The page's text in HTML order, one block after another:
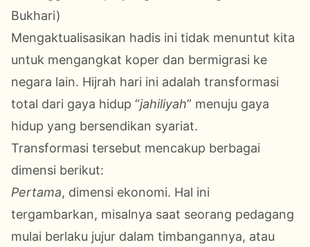
Bukhari)
Mengaktualisasikan hadis ini tidak menuntut kita
untuk mengangkat koper dan bermigrasi ke
negara lain. Hijrah hari ini adalah transformasi
total dari gaya hidup “jahiliyah” menuju gaya
hidup yang bersendikan syariat.
Transformasi tersebut mencakup berbagai
dimensi berikut:
Pertama, dimensi ekonomi. Hal ini
tergambarkan, misalnya saat seorang pedagang
mulai berlaku jujur dalam timbangannya, atau